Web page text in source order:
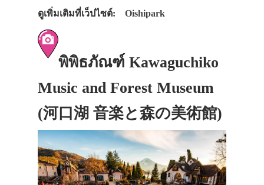
ดูเพิ่มเติมที่เว็ปไซต์: Oishipark
พิพิธภัณฑ์ Kawaguchiko
Music and Forest Museum
(河口湖 音楽と森の美術館)